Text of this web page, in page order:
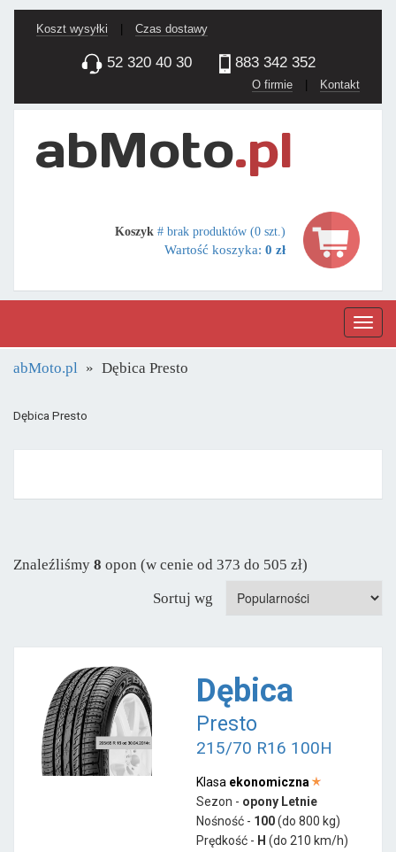
Koszt wysyłki Czas dostawy
52 320 40 30 883 342 352
O firmie | Kontakt
Koszyk # brak produktów (0 szt.)
Wartość koszyka: 0 zł
abMoto.pl Dębica Presto
Dębica Presto
Znaleźliśmy 8 opon (w cenie od 373 do 505 zł)
Sortuj wg
Dębica
Presto
215/70 R16 100H
Klasa ekonomiczna
Sezon - opony Letnie
Nośność - 100(do 800 kg)
Prędkość - H (do 210 km/h)